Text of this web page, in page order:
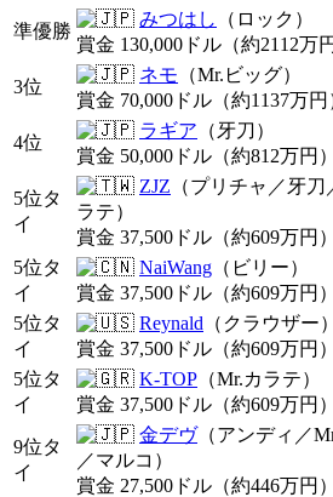
準優勝
みつはし
（ロック）
賞金 130,000ドル（約2112万円
3位
ネモ （Mr.ビッグ）
賞金 70,000ドル（約1137万円
4位
ラギア （牙刀）
賞金 50,000ドル（約812万円）
5位タ
イ
ZJZ （プリチャ／牙刀
ラテ）
賞金 37,500ドル（約609万円）
5位タ
イ
NaiWang （ビリー）
賞金 37,500ドル（約609万円）
5位タ
イ
Reynald （クラウザー）
賞金 37,500ドル（約609万円）
5位タ
イ
K-TOP （Mr.カラテ）
賞金 37,500ドル（約609万円）
9位タ
イ
金デヴ（アンディ／
／マルコ）
賞金 27,500ドル（約446万円）